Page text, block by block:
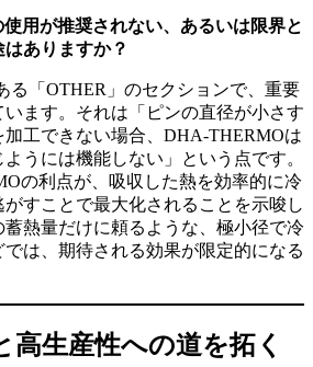
用が推奨されない、あるいは限界と
ありますか？
る「OTHER」のセクションで、重要
ます。それは「ピンの直径が小さす
加工できない場合、DHA-THERMOは
うには機能しない」という点です。
の利点が、吸収した熱を効率的に冷
すことで最大化されることを示唆し
熱量だけに頼るような、極小径で冷
は、期待される効果が限定的になる
高生産性への道を拓く